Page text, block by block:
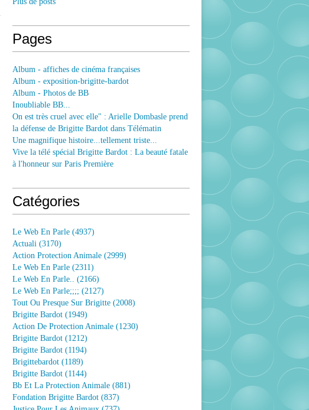
Pages
Album - affiches de cinéma françaises
Album - exposition-brigitte-bardot
Album - Photos de BB
Inoubliable BB...
On est très cruel avec elle" : Arielle Dombasle prend
la défense de Brigitte Bardot dans Télématin
Une magnifique histoire...tellement triste...
Vive la télé spécial Brigitte Bardot : La beauté fatale
à l'honneur sur Paris Première
Catégories
Le Web En Parle (4937)
Actuali (3170)
Action Protection Animale (2999)
Le Web En Parle (2311)
Le Web En Parle.. (2166)
Le Web En Parle;;;; (2127)
Tout Ou Presque Sur Brigitte (2008)
Brigitte Bardot (1949)
Action De Protection Animale (1230)
Brigitte Bardot (1212)
Brigitte Bardot (1194)
Brigittebardot (1189)
Brigitte Bardot (1144)
Bb Et La Protection Animale (881)
Fondation Brigitte Bardot (837)